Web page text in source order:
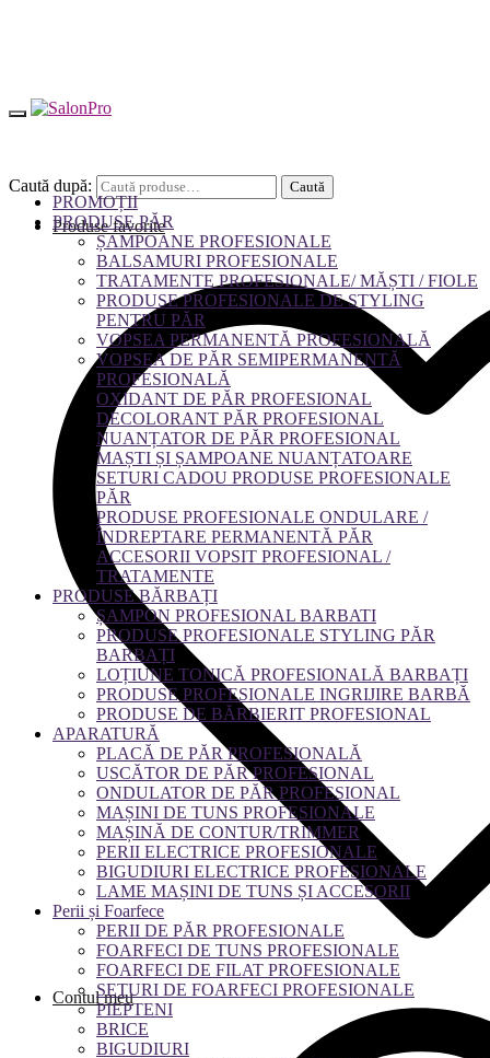
Caută după: Caută
Produse favorite
Contul meu
PROMOȚII
PRODUSE PĂR
ȘAMPOANE PROFESIONALE
BALSAMURI PROFESIONALE
TRATAMENTE PROFESIONALE/ MĂȘTI / FIOLE
PRODUSE PROFESIONALE DE STYLING
PENTRU PĂR
VOPSEA PERMANENTĂ PROFESIONALĂ
VOPSEA DE PĂR SEMIPERMANENTĂ
PROFESIONALĂ
OXIDANT DE PĂR PROFESIONAL
DECOLORANT PĂR PROFESIONAL
NUANȚATOR DE PĂR PROFESIONAL
MAȘTI ȘI ȘAMPOANE NUANȚATOARE
SETURI CADOU PRODUSE PROFESIONALE
PĂR
PRODUSE PROFESIONALE ONDULARE /
ÎNDREPTARE PERMANENTĂ PĂR
ACCESORII VOPSIT PROFESIONAL /
TRATAMENTE
PRODUSE BĂRBAȚI
ȘAMPON PROFESIONAL BARBATI
PRODUSE PROFESIONALE STYLING PĂR
BARBAȚI
LOȚIUNE TONICĂ PROFESIONALĂ BARBAȚI
PRODUSE PROFESIONALE INGRIJIRE BARBĂ
PRODUSE DE BĂRBIERIT PROFESIONAL
APARATURĂ
PLACĂ DE PĂR PROFESIONALĂ
USCĂTOR DE PĂR PROFESIONAL
ONDULATOR DE PĂR PROFESIONAL
MAȘINI DE TUNS PROFESIONALE
MAȘINĂ DE CONTUR/TRIMMER
PERII ELECTRICE PROFESIONALE
BIGUDIURI ELECTRICE PROFESIONALE
LAME MAȘINI DE TUNS ȘI ACCESORII
Perii și Foarfece
PERII DE PĂR PROFESIONALE
FOARFECI DE TUNS PROFESIONALE
FOARFECI DE FILAT PROFESIONALE
SETURI DE FOARFECI PROFESIONALE
PIEPTENI
BRICE
BIGUDIURI